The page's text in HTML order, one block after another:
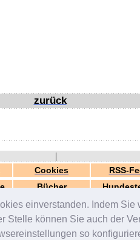
einverstanden. Indem
können Sie auch der
so
zurück
|
Cookies RSS-
Bücher
generiert in 0.04 Sek.
© 2000-2026 by
ZERGportal